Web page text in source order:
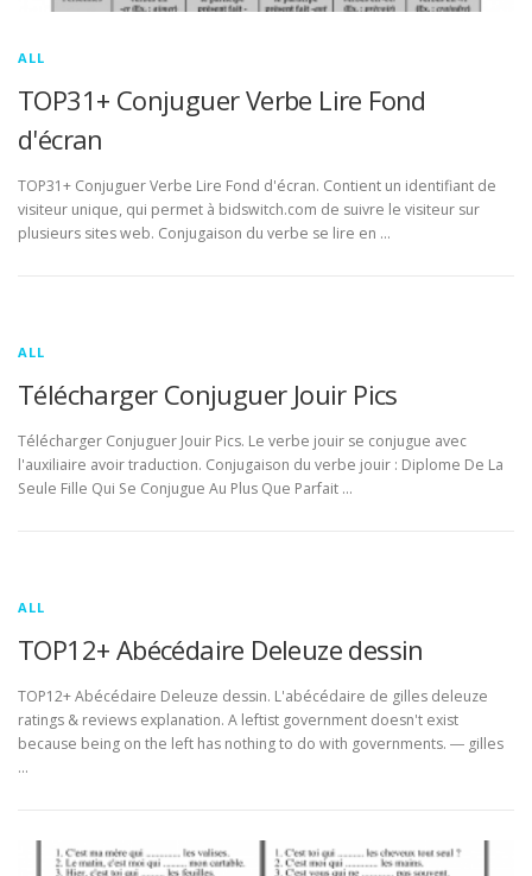
ALL
TOP31+ Conjuguer Verbe Lire Fond
d'écran
TOP31+ Conjuguer Verbe Lire Fond d'écran. Contient un identifiant de
visiteur unique, qui permet à bidswitch.com de suivre le visiteur sur
plusieurs sites web. Conjugaison du verbe se lire en …
ALL
Télécharger Conjuguer Jouir Pics
Télécharger Conjuguer Jouir Pics. Le verbe jouir se conjugue avec
l'auxiliaire avoir traduction. Conjugaison du verbe jouir : Diplome De La
Seule Fille Qui Se Conjugue Au Plus Que Parfait …
ALL
TOP12+ Abécédaire Deleuze dessin
TOP12+ Abécédaire Deleuze dessin. L'abécédaire de gilles deleuze
ratings & reviews explanation. A leftist government doesn't exist
because being on the left has nothing to do with governments. ― gilles
…